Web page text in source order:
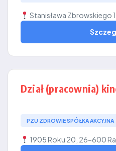
Stanisława Zbrowskiego
Dział (pracownia)
PZU ZDROWIE SPÓŁKA AKCYJNA
1905 Roku 20, 26-600